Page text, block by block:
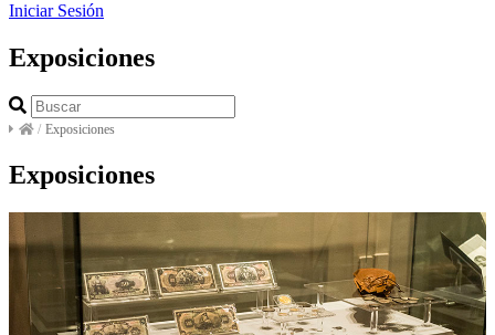
Iniciar Sesión
Exposiciones
/ Exposiciones
Exposiciones